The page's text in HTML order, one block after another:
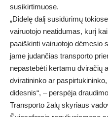
susikirtimuose.
„Didelę dalį susidūrimų
vairuotojo neatidumas, kurį
paaiškinti vairuotojo dėmesio
jame judančias transporto
nepastebėti kertamu dviračių
dviratininko ar
didesnis“, – perspėja
Transporto žalų skyriaus